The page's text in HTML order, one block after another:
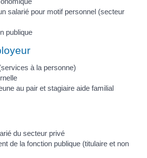
salarié pour motif personnel (secteur
publique
à la personne)
au pair et stagiaire aide familial
du secteur privé
de la fonction publique (titulaire et non